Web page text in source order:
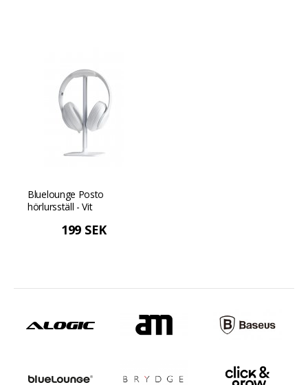
Bluelounge Posto
hörlursställ - Vit
199 SEK